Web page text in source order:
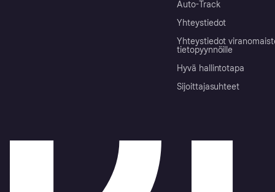
Auto-Track
Yhteystiedot
Yhteystiedot
tietopyynnöille
Hyvä hallintotapa
Sijoittajasuhteet